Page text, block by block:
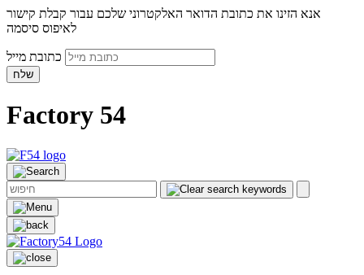
אנא הזינו את כתובת הדואר האלקטרוני שלכם עבור קבלת קישור
לאיפוס סיסמה
שלח
Factory 54